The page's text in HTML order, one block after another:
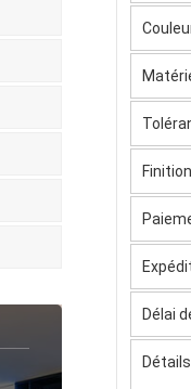
Délai
Détails